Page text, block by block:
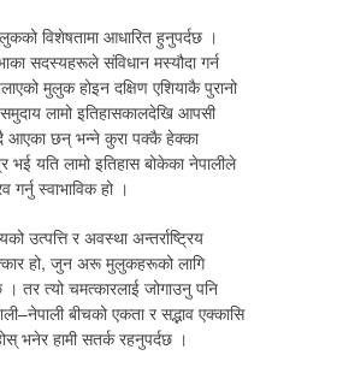
विशेषतामा आधारित हुनुपर्दछ ।
सदस्यहरूले संविधान मस्यौदा गर्न
मुलुक होइन दक्षिण एशियाकै पुरानो
लामो इतिहासकालदेखि आपसी
आएका छन् भन्ने कुरा पक्कै हेक्का
भई यति लामो इतिहास बोकेका नेपालीले
गर्नु स्वाभाविक हो ।
उत्पत्ति र अवस्था अन्तर्राष्ट्रिय
हो, जुन अरू मुलुकहरूको लागि
तर त्यो चमत्कारलाई जोगाउनु पनि
बीचको एकता र सद्भाव एक्कासि
भनेर हामी सतर्क रहनुपर्दछ ।